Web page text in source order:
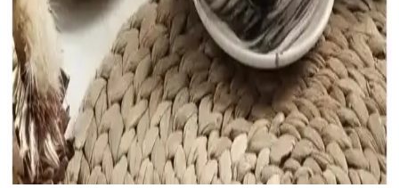
Espresso bardakları seçiminde malzeme, boyut ve tasarım
özellikleriyle kullanım kolaylığı ve estetik uyum ön planda tutulmalı.
Doğru seçim kahve keyfini artırır.
Şık ve Estetik Kahve Fincanları: Modern Tasarımlar
ve Dekoratif Seçenekler
Modern ve şık kahve fincanları, estetik ve fonksiyonelliği bir arada
sunar. Kaliteli malzemeler ve trend tasarımlarla iç mekan
dekorasyonunuza sıcaklık ve şıklık katın.